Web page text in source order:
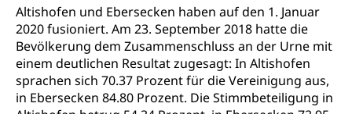
Altishofen und Ebersecken haben auf den 1. Januar
2020 fusioniert. Am 23. September 2018 hatte die
Bevölkerung dem Zusammenschluss an der Urne mit
einem deutlichen Resultat zugesagt: In Altishofen
sprachen sich 70.37 Prozent für die Vereinigung aus,
in Ebersecken 84.80 Prozent. Die Stimmbeteiligung in
Konsumentenorganisation, parallele Einfuhr,
regionale Erschöpfung, nationale Erschöpfung,
internationale Erschöpfung, Preisabsprache, Kartell,
Cassis-deDijon-Prinzip
Lebensmittelkontrolle und
Verbraucherschutz
Krankenversicherung